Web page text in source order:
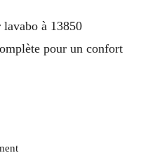
à 13850
pour un confort